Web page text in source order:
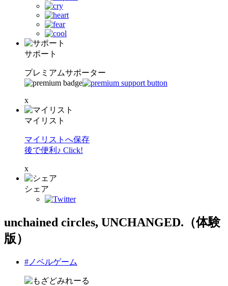
サポート
プレミアムサポーター
x
マイリスト
マイリストへ保存
後で便利♪ Click!
x
シェア
unchained circles, UNCHANGED.（体験
版）
#ノベルゲーム